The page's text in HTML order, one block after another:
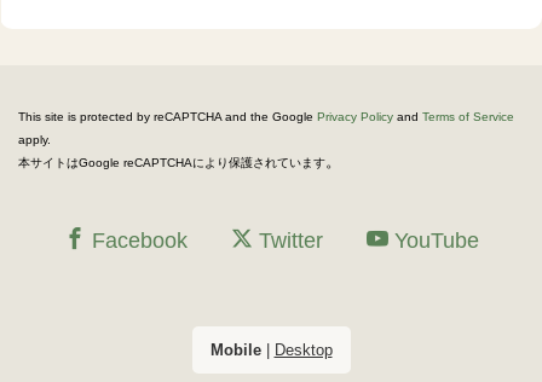
This site is protected by reCAPTCHA and the Google Privacy Policy and Terms of Service
apply.
本サイトはGoogle reCAPTCHAにより保護されています。
Facebook Twitter YouTube
Mobile| Desktop